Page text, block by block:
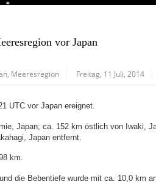
vor Japan
Meeresregion Freitag, 11 Juli, 2014
UTC vor Japan ereignet.
Japan; ca. 152 km östlich von Iwaki,
Japan entfernt.
km.
die Bebentiefe wurde mit ca. 10,0 km